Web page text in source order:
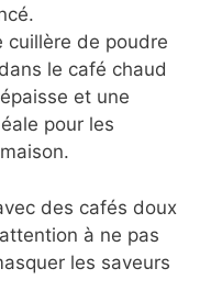
cuillère de poudre
le café chaud
et une
pour les
des cafés doux
à ne pas
les saveurs